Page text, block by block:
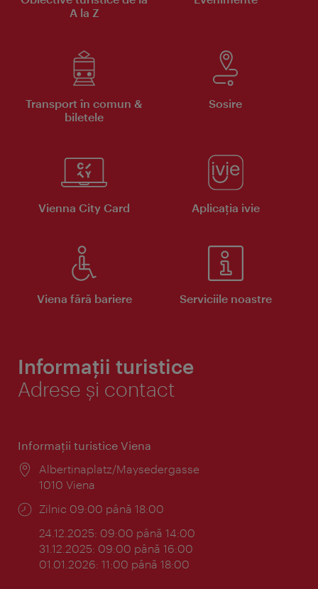
A la Z
Transport în comun &
biletele
Sosire
Vienna City Card Aplicaţia ivie
Viena fără bariere Serviciile noastre
Informații turistice
Adrese și contact
Informaţii turistice Viena
Locul:
Albertinaplatz/Maysedergasse
1010 Viena
Program:
Zilnic 09:00 până 18:00
24.12.2025: 09:00 până 14:00
31.12.2025: 09:00 până 16:00
01.01.2026: 11:00 până 18:00